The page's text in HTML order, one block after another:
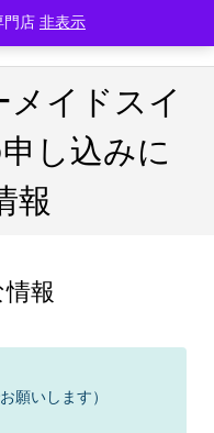
メイドスイ
し込みに
報
報
願いします）
門店 非表示